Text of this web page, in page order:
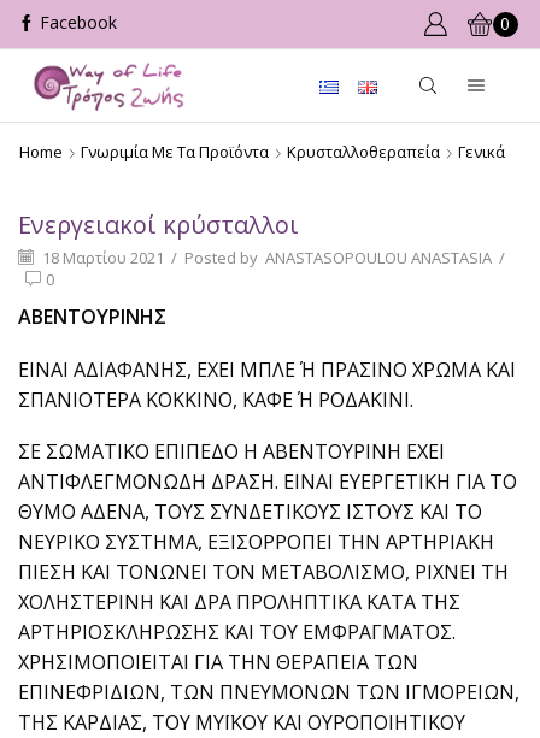
0
Home Γνωριμία Με Τα Προϊόντα Κρυσταλλοθεραπεία Γενικά
Ενεργειακοί κρύσταλλοι
18 Μαρτίου 2021 / Posted by ANASTASOPOULOU ANASTASIA /
0
ΑΒΕΝΤΟΥΡΙΝΗΣ
ΕΙΝΑΙ ΑΔΙΑΦΑΝΗΣ, ΕΧΕΙ ΜΠΛΕ Ή ΠΡΑΣΙΝΟ ΧΡΩΜΑ ΚΑΙ
ΣΠΑΝΙΟΤΕΡΑ ΚΟΚΚΙΝΟ, ΚΑΦΕ Ή ΡΟΔΑΚΙΝΙ.
ΣΕ ΣΩΜΑΤΙΚΟ ΕΠΙΠΕΔΟ Η ΑΒΕΝΤΟΥΡΙΝΗ ΕΧΕΙ
ΑΝΤΙΦΛΕΓΜΟΝΩΔΗ ΔΡΑΣΗ. ΕΙΝΑΙ ΕΥΕΡΓΕΤΙΚΗ ΓΙΑ ΤΟ
ΘΥΜΟ ΑΔΕΝΑ, ΤΟΥΣ ΣΥΝΔΕΤΙΚΟΥΣ ΙΣΤΟΥΣ ΚΑΙ ΤΟ
ΝΕΥΡΙΚΟ ΣΥΣΤΗΜΑ, EΞΙΣΟΡΡΟΠΕΙ ΤΗΝ ΑΡΤΗΡΙΑΚΗ
ΠΙΕΣΗ ΚΑΙ ΤΟΝΩΝΕΙ ΤΟΝ ΜΕΤΑΒΟΛΙΣΜΟ, ΡΙΧΝΕΙ ΤΗ
ΧΟΛΗΣΤΕΡΙΝΗ ΚΑΙ ΔΡΑ ΠΡΟΛΗΠΤΙΚΑ ΚΑΤΑ ΤΗΣ
ΑΡΤΗΡΙΟΣΚΛΗΡΩΣΗΣ ΚΑΙ ΤΟΥ ΕΜΦΡΑΓΜΑΤΟΣ.
ΧΡΗΣΙΜΟΠΟΙΕΙΤΑΙ ΓΙΑ ΤΗΝ ΘΕΡΑΠΕΙΑ ΤΩΝ
ΕΠΙΝΕΦΡΙΔΙΩΝ, ΤΩΝ ΠΝΕΥΜΟΝΩΝ ΤΩΝ ΙΓΜΟΡΕΙΩΝ,
ΤΗΣ ΚΑΡΔΙΑΣ, ΤΟΥ ΜΥΪΚΟΥ ΚΑΙ ΟΥΡΟΠΟΙΗΤΙΚΟΥ